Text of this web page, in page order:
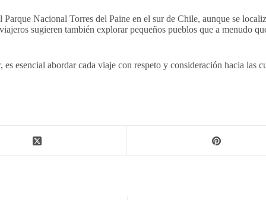
Nacional Torres del Paine en el sur de Chile, aunque se
sugieren también explorar pequeños pueblos que a menudo
esencial abordar cada viaje con respeto y consideración hacia